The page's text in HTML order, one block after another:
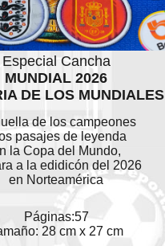
Especial Cancha
MUNDIAL 2026
DE LOS MUNDIALES
de los campeones
pasajes de leyenda
la Copa del Mundo,
a la edidicón del 2026
en Norteamérica
Páginas:57
28 cm x 27 cm